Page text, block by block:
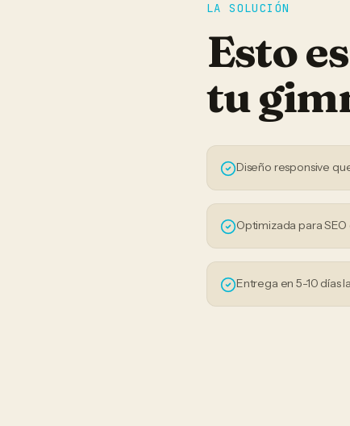
LA SOLUCIÓN
Esto
tu
Diseño responsive
Optimizada para
Entrega en 5-10 días